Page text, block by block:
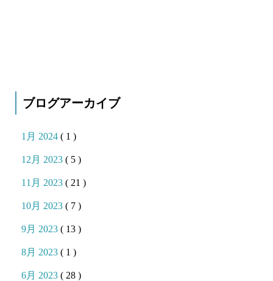
ブログアーカイブ
1月 2024( 1 )
12月 2023( 5 )
11月 2023( 21 )
10月 2023( 7 )
9月 2023( 13 )
8月 2023( 1 )
6月 2023( 28 )